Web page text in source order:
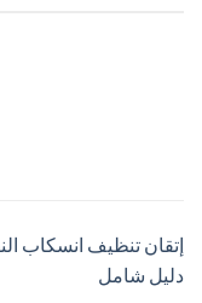
إتقان تنظيف انسكاب
دليل شامل